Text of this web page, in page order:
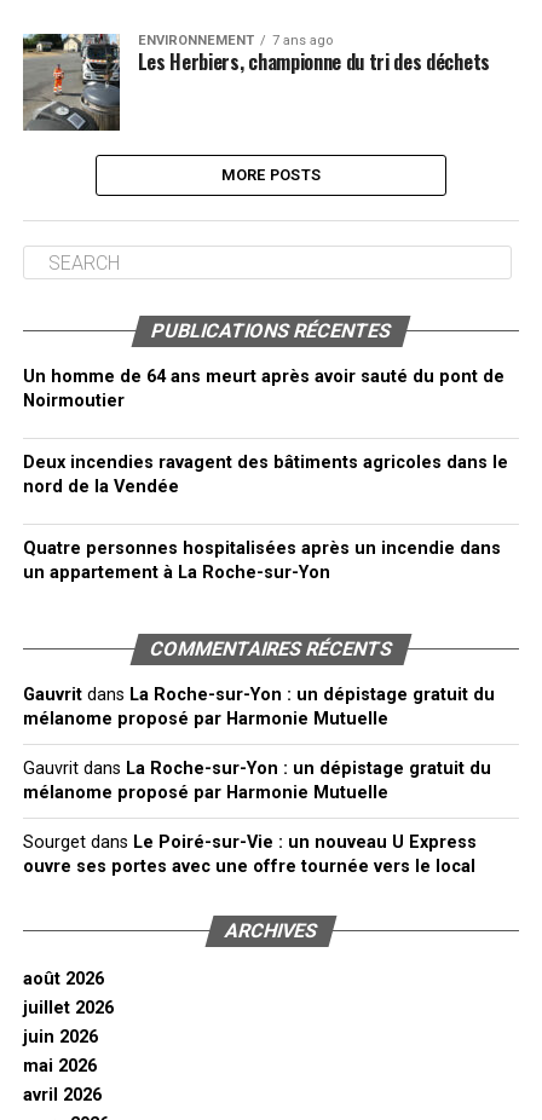
ENVIRONNEMENT 7 ans ago
Les Herbiers, championne du tri des déchets
MORE POSTS
PUBLICATIONS RÉCENTES
Un homme de 64 ans meurt après avoir sauté du pont de
Noirmoutier
Deux incendies ravagent des bâtiments agricoles dans le
nord de la Vendée
Quatre personnes hospitalisées après un incendie dans
un appartement à La Roche-sur-Yon
COMMENTAIRES RÉCENTS
Gauvritdans La Roche-sur-Yon : un dépistage gratuit du
mélanome proposé par Harmonie Mutuelle
Gauvritdans La Roche-sur-Yon : un dépistage gratuit du
mélanome proposé par Harmonie Mutuelle
Sourgetdans Le Poiré-sur-Vie : un nouveau U Express
ouvre ses portes avec une offre tournée vers le local
ARCHIVES
août 2026
juillet 2026
juin 2026
mai 2026
avril 2026